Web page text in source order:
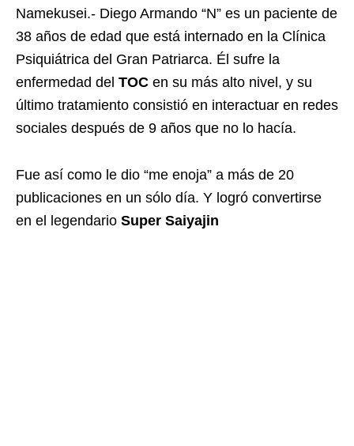
Namekusei.- Diego Armando “N” es un paciente de
38 años de edad que está internado en la Clínica
Psiquiátrica del Gran Patriarca. Él sufre la
enfermedad del TOC en su más alto nivel, y su
último tratamiento consistió en interactuar en redes
sociales después de 9 años que no lo hacía.
Fue así como le dio “me enoja” a más de 20
publicaciones en un sólo día. Y logró convertirse
en el legendario Super Saiyajin